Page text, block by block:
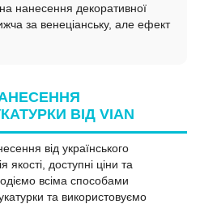
нанесення декоративної
за венеціанську, але ефект
ВІД VIAN
від українського
якості, доступні ціни та
всіма способами
та використовуємо